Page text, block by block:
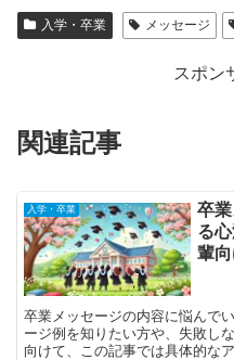
入学・卒業 メッセージ
スポン
関連記事
入学・卒業
卒
る
輩向
卒業メッセージの内容に悩んで
ージ例を知りたい方や、失敗し
向けて、この記事では具体的な